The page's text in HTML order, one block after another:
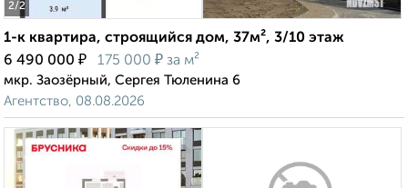
2/2
1-к квартира, строящийся дом, 37м², 3/10 этаж
6 490 000 ₽ 175 000 ₽ за м²
мкр. Заозёрный, Сергея Тюленина 6
Агентство, 08.08.2026